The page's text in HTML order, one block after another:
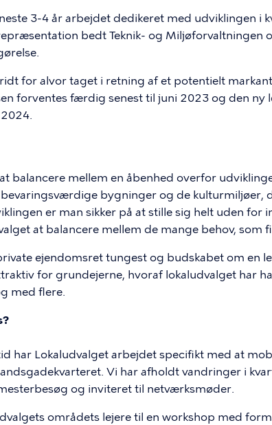
3-4 år arbejdet dedikeret med udviklingen i
bedt Teknik- og Miljøforvaltningen
for alvor taget i retning af et potentielt
forventes færdig senest til juni 2023 og den ny
balancere mellem en åbenhed overfor
bygninger og de kulturmiljøer,
er man sikker på at stille sig helt uden for
at balancere mellem de mange behov, som
ejendomsret tungest og budskabet om en
for grundejerne, hvoraf lokaludvalget har
med flere.
har Lokaludvalget arbejdet specifikt med at
Vi har afholdt vandringer i
og inviteret til netværksmøder.
områdets lejere til en workshop med